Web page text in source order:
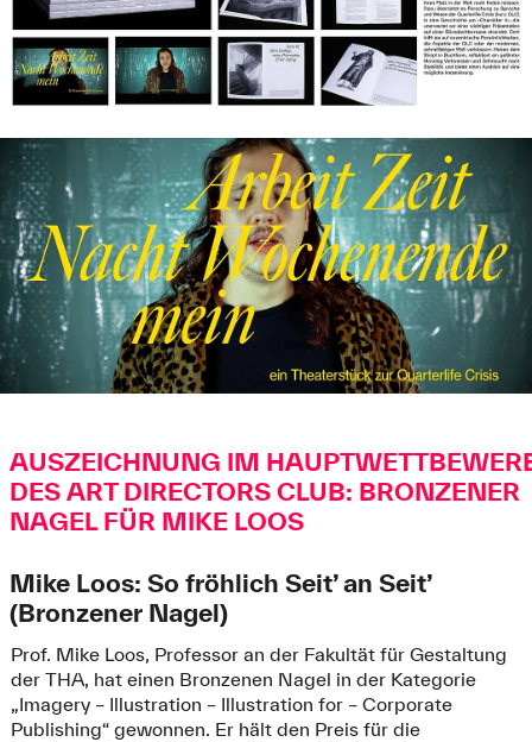
AUSZEICHNUNG IM
DES ART DIRECTORS CLUB: BRONZENER
NAGEL FÜR MIKE LOOS
Mike Loos: So fröhlich Seit’ an Seit’
(Bronzener Nagel)
Prof. Mike Loos, Professor an der Fakultät für Gestaltung
der THA, hat einen Bronzenen Nagel in der Kategorie
„Imagery – Illustration – Illustration for – Corporate
Publishing“ gewonnen. Er hält den Preis für die